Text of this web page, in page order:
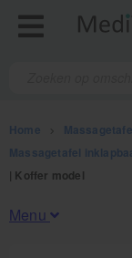
Home
Massagetafel
| Koffer model
Menu